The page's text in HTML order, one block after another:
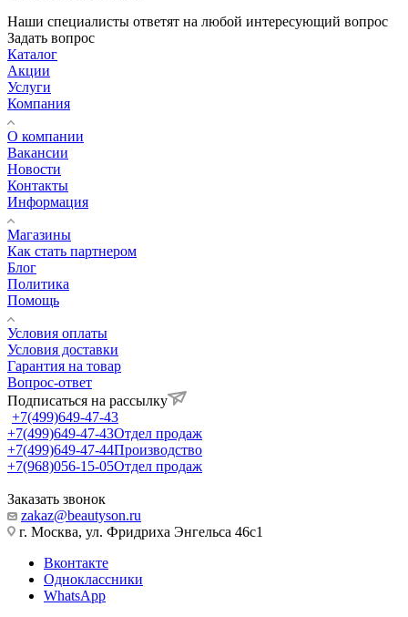
Наши специалисты ответят на любой интересующий вопрос
Задать вопрос
Каталог
Акции
Услуги
Компания
О компании
Вакансии
Новости
Контакты
Информация
Магазины
Как стать партнером
Блог
Политика
Помощь
Условия оплаты
Условия доставки
Гарантия на товар
Вопрос-ответ
Подписаться на рассылку
+7(499)649-47-43
+7(499)649-47-43Отдел продаж
+7(499)649-47-44Производство
+7(968)056-15-05Отдел продаж
Заказать звонок
zakaz@beautyson.ru
г. Москва, ул. Фридриха Энгельса 46с1
Вконтакте
Одноклассники
WhatsApp